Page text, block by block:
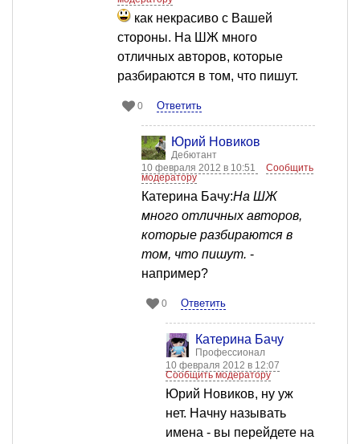
как некрасиво с Вашей
стороны. На ШЖ много
отличных авторов, которые
разбираются в том, что пишут.
0 Ответить
Юрий Новиков
Дебютант
10 февраля 2012 в 10:51
Сообщить
модератору
Катерина Бачу:На ШЖ
много отличных авторов,
которые разбираются в
том, что пишут. -
например?
0 Ответить
Катерина Бачу
Профессионал
10 февраля 2012 в 12:07
Сообщить модератору
Юрий Новиков, ну уж
нет. Начну называть
имена - вы перейдете на